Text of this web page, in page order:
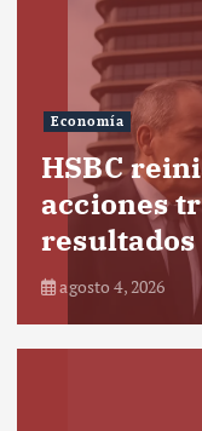
Economía
HSBC
acciones
agosto 4, 2026